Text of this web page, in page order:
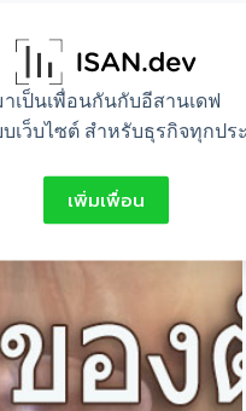
าเป็นเพื่อนกันกับอีสานเดฟ
เว็บไซต์ สำหรับธุรกิจทุกปร
เพิ่มเพื่อน